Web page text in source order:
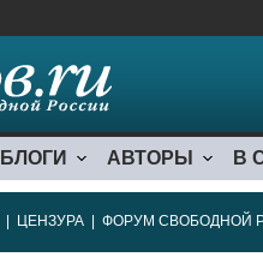
БЛОГИ АВТОРЫ В
ЦЕНЗУРА ФОРУМ СВОБОДНОЙ